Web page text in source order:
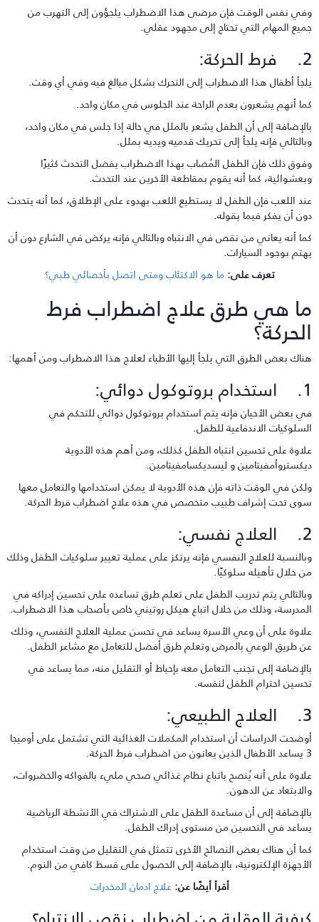
نفس الوقت فإن مرضى هذا الاضطراب يلجؤون إلى التهرب من
المهام التي تحتاج إلى مجهود عقلي.
أطفال هذا الاضطراب إلى التحرك بشكل مبالغ فيه وفي أي وقت.
أنهم يشعرون بعدم الراحة عند الجلوس في مكان واحد.
إلى أن الطفل يشعر بالملل في حالة إذا جلس في مكان واحد،
فإنه يلجأ إلى تحريك قدميه ويديه بملل.
ذلك فإن الطفل المُصاب بهذا الاضطراب يفضل التحدث كثيرًا
كما أنه يقوم بمقاطعة الأخرين عند التحدث.
اللعب فإن الطفل لا يستطيع اللعب بهدوء على الإطلاق، كما أنه يتحدث
أن يفكر فيما يقوله.
أنه يعاني من نقص في الانتباه وبالتالي فإنه يركض في الشارع دون أن
بوجود السيارات.
تعرف على:ما هو الاكتئاب ومتى اتصل بأخصائي طبي؟
هي طرق علاج اضطراب فرط
بعض الطرق التي يلجأ إليها الأطباء لعلاج هذا الاضطراب ومن أهمها:
بعض الأحيان فإنه يتم استخدام بروتوكول دوائي للتحكم في
الاندفاعية للطفل.
على تحسين انتباه الطفل كذلك، ومن أهم هذه الأدوية
و ليسديكسامفيتامين.
في الوقت ذاته فإن هذه الأدوية لا يمكن استخدامها والتعامل معها
تحت إشراف طبيب متخصص في هذه علاج اضطراب فرط الحركة.
للعلاج النفسي فإنه يرتكز على عملية تغيير سلوكيات الطفل وذلك
خلال تأهيله سلوكيًا.
يتم تدريب الطفل على تعلم طرق تساعده على تحسين إدراكه في
وذلك من خلال اتباع هيكل روتيني خاص بأصحاب هذا الاضطراب.
على أن وعي الأسرة يساعد في تحسن عملية العلاج النفسي، وذلك
طريق الوعي بالمرض وتعلم طرق أفضل للتعامل مع مشاعر الطفل.
إلى تجنب التعامل معه بإحباط أو التقليل منه، مما يساعد في
احترام الطفل لنفسه.
الدراسات أن استخدام المكملات الغذائية التي تشتمل على أوميجا
على أنه يُنصح باتباع نظام غذائي صحي مليء بالفواكه والخضروات،
عن الدهون.
إلى أن مساعدة الطفل على الاشتراك في الأنشطة الرياضية
في التحسين من مستوى إدراك الطفل.
أن هناك بعض النصائح الأخرى تتمثل في التقليل من وقت استخدام
الإلكترونية، بالإضافة إلى الحصول على قسط كافي من النوم.
أقرأ أيضًا عن:علاج ادمان المخدرات